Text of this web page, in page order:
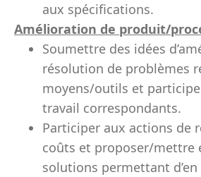
aux spécifications.
Amélioration de produit/
Soumettre des idées
résolution de problèmes
moyens/outils et
travail correspondants.
Participer aux actions de
coûts et proposer/mettre
solutions permettant